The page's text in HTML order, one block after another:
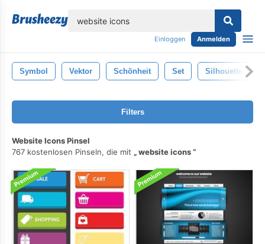
Einloggen Anmelden
Symbol Vektor Schönheit Set Silhouette
Filters
Website Icons Pinsel
767 kostenlosen Pinseln, die mit
website icons